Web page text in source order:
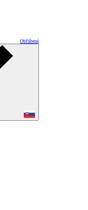
Obľúbené